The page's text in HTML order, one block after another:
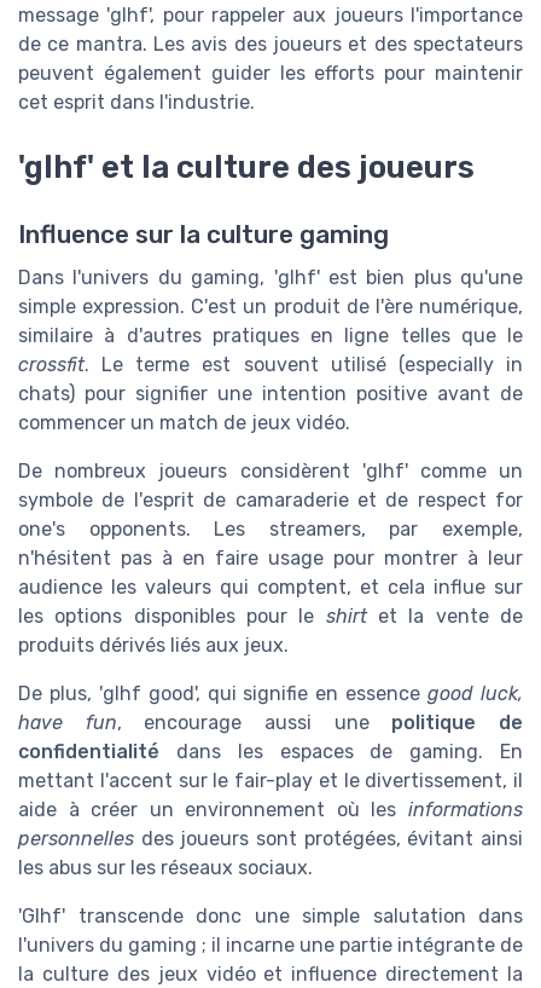
message 'glhf', pour rappeler aux joueurs l'importance
de ce mantra. Les avis des joueurs et des spectateurs
peuvent également guider les efforts pour maintenir
cet esprit dans l'industrie.
'glhf' et la culture des joueurs
Influence sur la culture gaming
Dans l'univers du gaming, 'glhf' est bien plus qu'une
simple expression. C'est un produit de l'ère numérique,
similaire à d'autres pratiques en ligne telles que le
crossfit. Le terme est souvent utilisé (especially in
chats) pour signifier une intention positive avant de
commencer un match de jeux vidéo.
De nombreux joueurs considèrent 'glhf' comme un
symbole de l'esprit de camaraderie et de respect for
one's opponents. Les streamers, par exemple,
n'hésitent pas à en faire usage pour montrer à leur
audience les valeurs qui comptent, et cela influe sur
les options disponibles pour le shirtet la vente de
produits dérivés liés aux jeux.
De plus, 'glhf good', qui signifie en essencegood luck,
have fun, encourage aussi une politique de
confidentialité dans les espaces de gaming. En
mettant l'accent sur le fair-play et le divertissement, il
aide à créer un environnement où les informations
personnelles des joueurs sont protégées, évitant ainsi
les abus sur les réseaux sociaux.
'Glhf' transcende donc une simple salutation dans
l'univers du gaming ; il incarne une partie intégrante de
la culture des jeux vidéo et influence directement la